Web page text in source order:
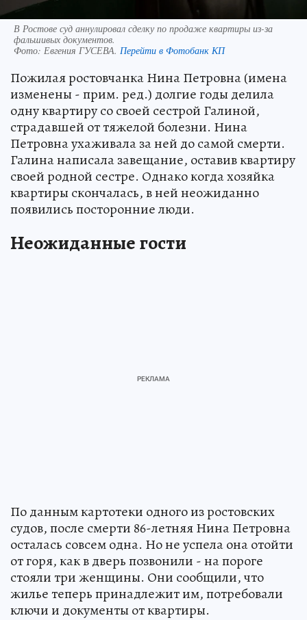
В Ростове суд аннулировал сделку по продаже квартиры из-за
фальшивых документов.
Фото: Евгения ГУСЕВА. Перейти в Фотобанк КП
Пожилая ростовчанка Нина Петровна (имена
изменены - прим. ред.) долгие годы делила
одну квартиру со своей сестрой Галиной,
страдавшей от тяжелой болезни. Нина
Петровна ухаживала за ней до самой смерти.
Галина написала завещание, оставив квартиру
своей родной сестре. Однако когда хозяйка
квартиры скончалась, в ней неожиданно
появились посторонние люди.
Неожиданные гости
По данным картотеки одного из ростовских
судов, после смерти 86-летняя Нина Петровна
осталась совсем одна. Но не успела она отойти
от горя, как в дверь позвонили - на пороге
стояли три женщины. Они сообщили, что
жилье теперь принадлежит им, потребовали
ключи и документы от квартиры.